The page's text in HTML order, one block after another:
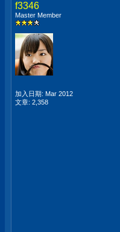
f3346
Master Member
加入日期: Mar 2012
文章: 2,358